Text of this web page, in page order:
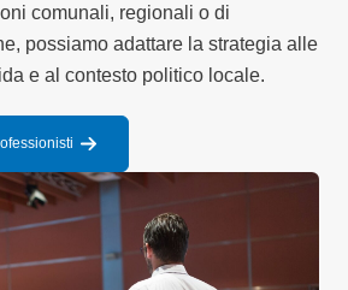
comunali, regionali o di
possiamo adattare la strategia alle
e al contesto politico locale.